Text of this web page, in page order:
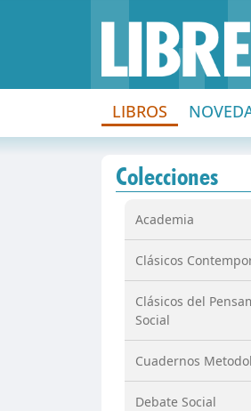
LIBROS
Colecciones
Academia
Clásicos
Clásicos del
Social
Cuadernos
Debate Social